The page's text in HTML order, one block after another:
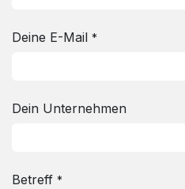
Deine E-Mail *
Dein Unternehmen
Betreff *